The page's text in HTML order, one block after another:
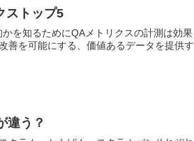
ストップ5
を知るためにQAメトリクスの計測は効果
善を可能にする、価値あるデータを提供す
違う？